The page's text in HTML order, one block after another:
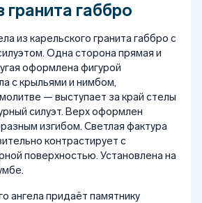
гранита габбро
из карельского гранита габбро с
Одна сторона прямая и
оформлена фигурой
с крыльями и нимбом,
— выступает за край стелы
силуэт. Верх оформлен
изгибом. Светлая фактура
контрастирует с
поверхностью. Установлена на
ангела придаёт памятнику